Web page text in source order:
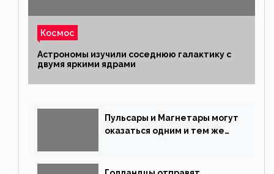
Космос
Астрономы изучили соседнюю галактику с
двумя яркими ядрами
Пульсары и Магнетары могут
оказаться одним и тем же